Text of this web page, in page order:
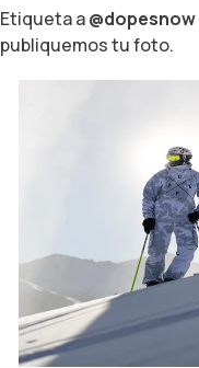
Etiqueta a@dopesnow
publiquemos tu foto.